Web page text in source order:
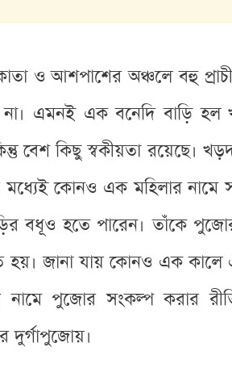
ও আশপাশের অঞ্চলে বহু
এমনই এক বনেদি বাড়ি হল
বেশ কিছু স্বকীয়তা রয়েছে।
মধ্যেই কোনও এক মহিলার নামে
বধূও হতে পারেন। তাঁকে
হয়। জানা যায় কোনও এক কালে
নামে পুজোর সংকল্প করার
দুর্গাপুজোয়।